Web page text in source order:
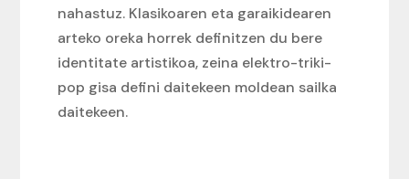
nahastuz. Klasikoaren eta garaikidearen
arteko oreka horrek definitzen du bere
identitate artistikoa, zeina elektro-triki-
pop gisa defini daitekeen moldean sailka
daitekeen.